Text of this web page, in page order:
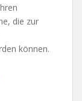
die zur
können.